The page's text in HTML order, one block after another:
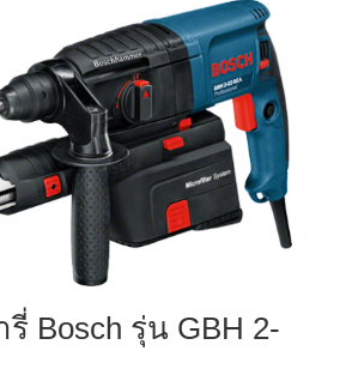
Bosch รุ่น GBH 2-